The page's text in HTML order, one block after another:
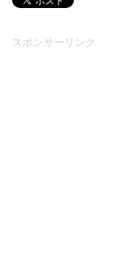
スポンサーリンク